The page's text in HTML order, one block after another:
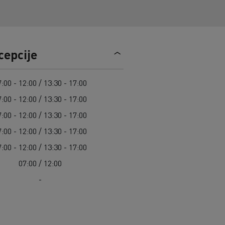
- 12:00 / 13:30 - 17:00
- 12:00 / 13:30 - 17:00
- 12:00 / 13:30 - 17:00
- 12:00 / 13:30 - 17:00
- 12:00 / 13:30 - 17:00
07:00 / 12:00
-